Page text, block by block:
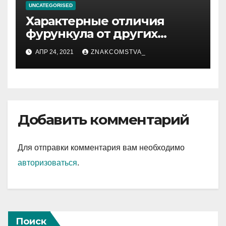
UNCATEGORISED
Характерные отличия
фурункула от других
заболеваний
АПР 24, 2021 ZNAKCOMSTVA_
Добавить комментарий
Для отправки комментария вам необходимо
авторизоваться.
Поиск